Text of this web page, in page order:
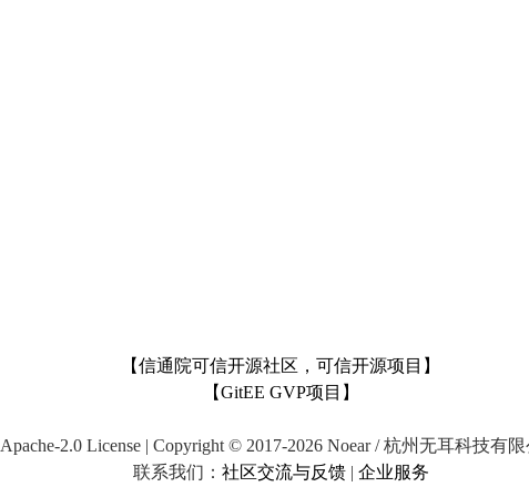
【信通院可信开源社区，可信开源项目】
【GitEE GVP项目】
Apache-2.0 License | Copyright © 2017-2026 Noear / 杭州无耳科技有
联系我们： 社区交流与反馈| 企业服务